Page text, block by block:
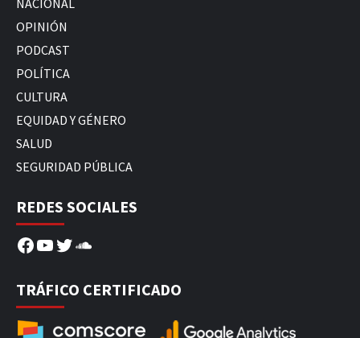
NACIONAL
OPINIÓN
PODCAST
POLÍTICA
CULTURA
EQUIDAD Y GÉNERO
SALUD
SEGURIDAD PÚBLICA
REDES SOCIALES
Facebook
YouTube
Twitter
SoundCloud
TRÁFICO CERTIFICADO